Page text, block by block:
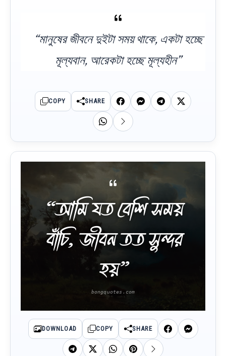
“মানুষের জীবনে দুইটা সময় থাকে, একটা হচ্ছে
মূল্যবান, আরেকটা হচ্ছে মূল্যহীন”
COPY SHARE
“আমি যত বেশি সময়
বাঁচি, জীবন তত সুন্দর
হয়”
DOWNLOAD COPY SHARE